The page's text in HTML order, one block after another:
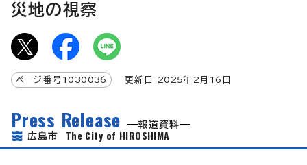
災地の視察
ページ番号 1030036 更新日 2025年2月 16 日
Press Release
報道資料
広島市 The City of HIROSHIMA